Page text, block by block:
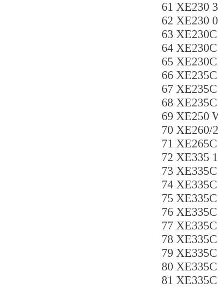
61 XE230
62 XE230
63
64
65
66
67
68
69 XE250
70 XE260/
71
72 XE335
73
74
75
76
77
78
79
80
81